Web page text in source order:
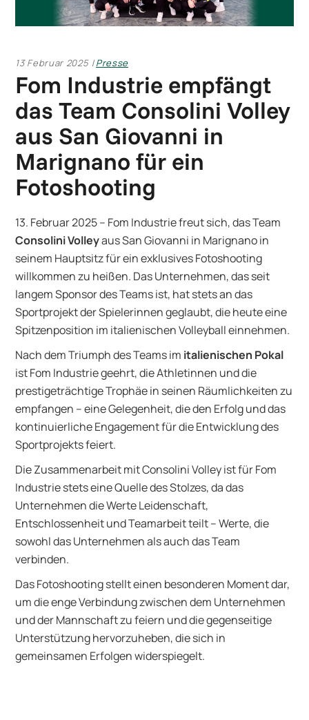
13 Februar 2025 Presse
Fom Industrie empfängt
das Team Consolini Volley
aus San Giovanni in
Marignano für ein
Fotoshooting
13. Februar 2025 – Fom Industrie freut sich, das Team
Consolini Volleyaus San Giovanni in Marignano in
seinem Hauptsitz für ein exklusives Fotoshooting
willkommen zu heißen. Das Unternehmen, das seit
langem Sponsor des Teams ist, hat stets an das
Sportprojekt der Spielerinnen geglaubt, die heute eine
Spitzenposition im italienischen Volleyball einnehmen.
Nach dem Triumph des Teams im italienischen Pokal
ist Fom Industrie geehrt, die Athletinnen und die
prestigeträchtige Trophäe in seinen Räumlichkeiten zu
empfangen – eine Gelegenheit, die den Erfolg und das
kontinuierliche Engagement für die Entwicklung des
Sportprojekts feiert.
Die Zusammenarbeit mit Consolini Volley ist für Fom
Industrie stets eine Quelle des Stolzes, da das
Unternehmen die Werte Leidenschaft,
Entschlossenheit und Teamarbeit teilt – Werte, die
sowohl das Unternehmen als auch das Team
verbinden.
Das Fotoshooting stellt einen besonderen Moment dar,
um die enge Verbindung zwischen dem Unternehmen
und der Mannschaft zu feiern und die gegenseitige
Unterstützung hervorzuheben, die sich in
gemeinsamen Erfolgen widerspiegelt.